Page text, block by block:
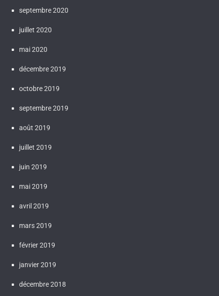
septembre 2020
juillet 2020
mai 2020
décembre 2019
octobre 2019
septembre 2019
août 2019
juillet 2019
juin 2019
mai 2019
avril 2019
mars 2019
février 2019
janvier 2019
décembre 2018